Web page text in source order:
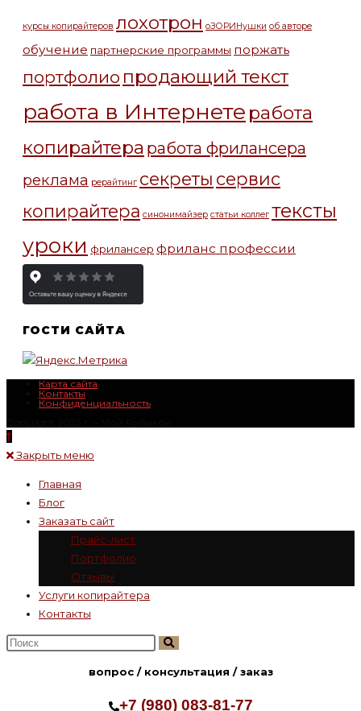
курсы копирайтеров лохотрон оЗОРИНушки об авторе
обучение партнерские программы поржать
портфолио продающий текст
работа в Интернете работа
копирайтера работа фрилансера
реклама рерайтинг секреты сервис
копирайтера синонимайзер статьи коллег тексты
уроки фрилансер фриланс профессии
ГОСТИ САЙТА
Карта сайта
Контакты
Конфиденциальность
Закрыть меню
Главная
Блог
Заказать сайт
Прайс-лист
Портфолио
Отзывы
Услуги копирайтера
Контакты
Поиск
вопрос / консультация / заказ
+7 (980) 083-81-77